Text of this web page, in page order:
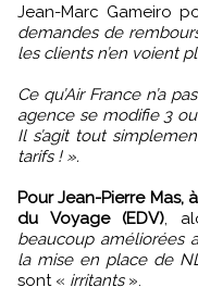
Jean-Marc Gameiro
demandes de
les clients n’en voient
Ce qu’Air France n’a
agence se modifie 3
Il s’agit tout
tarifs ! ».
Pour Jean-Pierre Mas,
du Voyage (EDV) ,
beaucoup améliorées
la mise en place de
sont « irritants».